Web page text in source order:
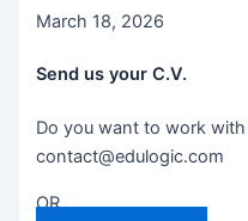
March 18, 2026
Send us your C.V.
Do you want to work
contact@edulogic.com
OR